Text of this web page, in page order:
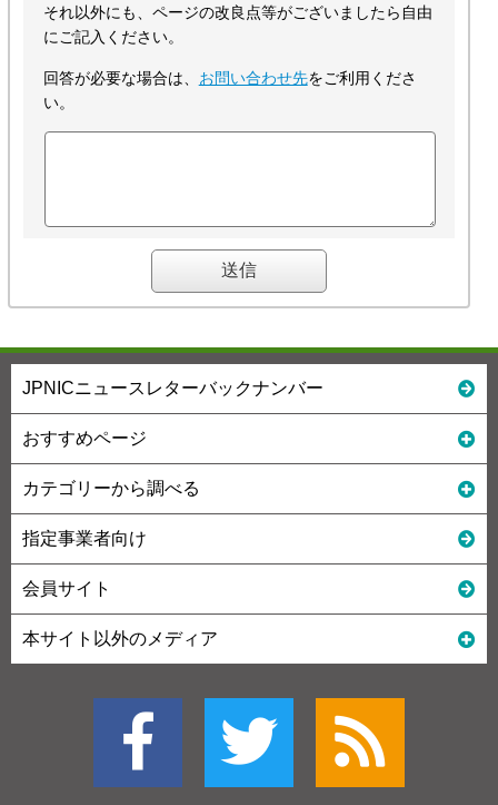
それ以外にも、ページの改良点等がございましたら自由
にご記入ください。
回答が必要な場合は、 お問い合わせ先をご利用くださ
い。
JPNICニュースレターバックナンバー
おすすめページ
カテゴリーから調べる
指定事業者向け
会員サイト
本サイト以外のメディア